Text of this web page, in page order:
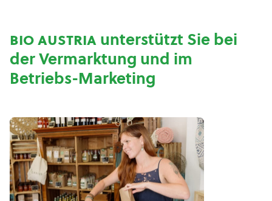
bio austriaunterstützt Sie bei
der Vermarktung und im
Betriebs-Marketing